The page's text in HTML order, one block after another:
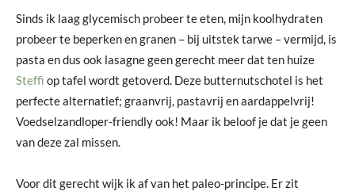
Sinds ik laag glycemisch probeer te eten, mijn koolhydraten
probeer te beperken en granen – bij uitstek tarwe – vermijd, is
pasta en dus ook lasagne geen gerecht meer dat ten huize
Steffi op tafel wordt getoverd. Deze butternutschotel is het
perfecte alternatief; graanvrij, pastavrij en aardappelvrij!
Voedselzandloper-friendly ook! Maar ik beloof je dat je geen
van deze zal missen.
Voor dit gerecht wijk ik af van het paleo-principe. Er zit